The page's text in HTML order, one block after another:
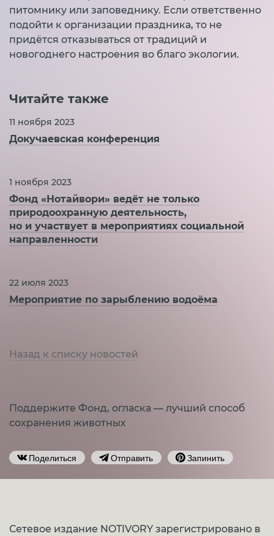
питомнику или заповеднику. Если ответственно
подойти к организации праздника, то не
придётся отказываться от традиций и
новогоднего настроения во благо экологии.
Читайте также
11 ноября 2023
Докучаевская конференция
1 ноября 2023
Фонд «Нотайвори» ведёт не только
природоохранную деятельность,
но и участвует в мероприятиях социальной
направленности
22 июля 2023
Мероприятие по зарыблению водоёма
Назад к списку новостей
Поддержите Фонд, огласка — лучший способ
сохранения животных
Поделиться Отправить Запинить
Сетевое издание NOTIVORY зарегистрировано в